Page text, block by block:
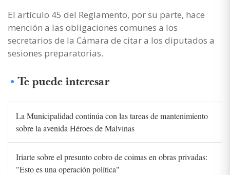
El artículo 45 del Reglamento, por su parte, hace
mención a las obligaciones comunes a los
secretarios de la Cámara de citar a los diputados a
sesiones preparatorias.
Te puede interesar
La Municipalidad continúa con las tareas de mantenimiento
sobre la avenida Héroes de Malvinas
Iriarte sobre el presunto cobro de coimas en obras privadas:
"Esto es una operación política"